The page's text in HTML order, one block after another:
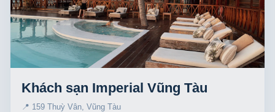
Khách sạn Imperial Vũng Tàu
📍 159 Thuỳ Vân, Vũng Tàu